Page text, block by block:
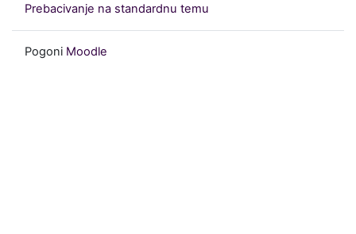
Prebacivanje na standardnu temu
Pogoni Moodle